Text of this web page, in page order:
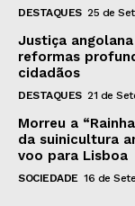
DESTAQUES 25 de
Justiça
reformas
cidadãos
DESTAQUES 21 de
Morreu a
da suinicultura
voo para Lisboa
SOCIEDADE 16 de